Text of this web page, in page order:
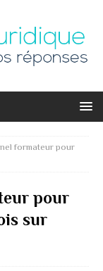
formateur pour
pour
sur